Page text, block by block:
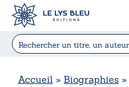
Accueil » Biographies »